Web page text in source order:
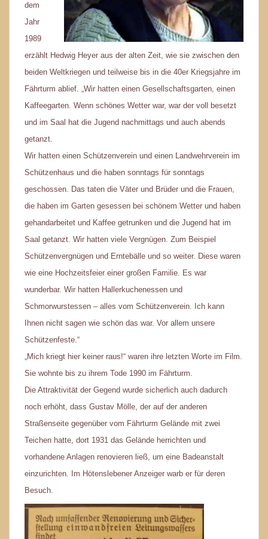
dem
Jahr
1989
erzählt Hedwig Heyer aus der alten Zeit, wie sie zwischen den
beiden Weltkriegen und teilweise bis in die 40er Kriegsjahre im
Fährturm ablief. „Wir hatten einen Gesellschaftsgarten, einen
Kaffeegarten. Wenn schönes Wetter war, war der voll besetzt
und im Saal hat die Jugend nachmittags und auch abends
getanzt.
Wir hatten einen Schützenverein und einen Landwehrverein im
Schützenhaus und die haben sonntags für sonntags
geschossen. Das taten die Väter und Brüder und die Frauen,
die haben im Garten gesessen bei schönem Wetter und haben
gehandarbeitet und Kaffee getrunken und die Jugend hat im
Saal getanzt. Wir hatten viele Vergnügen. Zum Beispiel
Schützenvergnügen und Erntebälle und so weiter. Diese waren
wie eine Hochzeitsfeier einer großen Familie. Es war
wunderbar. Wir hatten Hallerkuchenessen und
Schmorwurstessen – alles vom Schützenverein. Ich kann
Ihnen nicht sagen wie schön das war. Vor allem unsere
Schützenfeste.“
„Mich kriegt hier keiner raus!“ waren ihre letzten Worte im Film.
Sie wohnte bis zu ihrem Tode 1990 im Fährturm.
Die Attraktivität der Gegend wurde sicherlich auch dadurch
noch erhöht, dass Gustav Mölle, der auf der anderen
Straßenseite gegenüber vom Fährturm Gelände mit zwei
Teichen hatte, dort 1931 das Gelände herrichten und
vorhandene Anlagen renovieren ließ, um eine Badeanstalt
einzurichten. Im Hötenslebener Anzeiger warb er für deren
Besuch.